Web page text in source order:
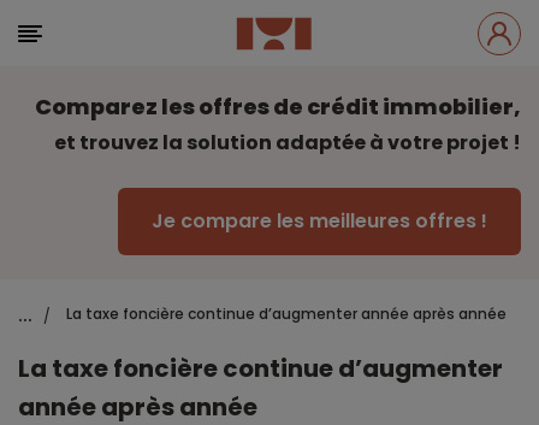
Comparez les offres de crédit immobilier,
et trouvez la solution adaptée à votre projet !
Je compare les meilleures offres !
... / La taxe foncière continue d’augmenter année après année
La taxe foncière continue d’augmenter
année après année